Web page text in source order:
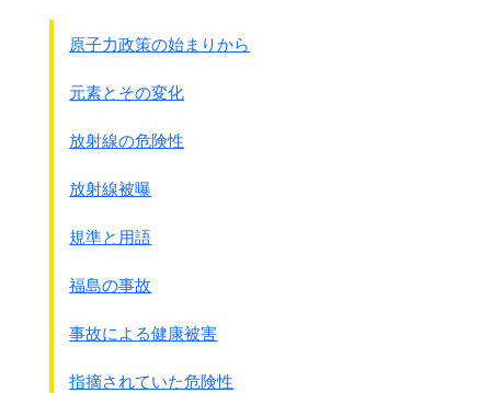
商品名
副作用 錐体外路症状
商品名 ダルメ－ﾄ、ベノジ-ﾙ、ソメリン、
副作用 過沈静、転倒･骨折、運動機能低下
商品名 アモバン、
｢抗パーキンソン病薬｣
副作用 過沈静
商品名 プリンペラン、テルペラン、ペラプリン、ノ
副作用 パ－キンソン症状出現･悪化
原子力政策の始まりから
元素とその変化
放射線の危険性
放射線被曝
規準と用語
福島の事故
事故による健康被害
指摘されていた危険性